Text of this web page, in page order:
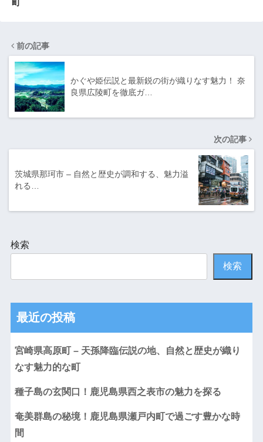
前の記事
かぐや姫伝説と最新鋭の街が織りなす魅力！ 奈
良県広陵町を徹底ガ…
次の記事
茨城県那珂市 – 自然と歴史が調和する、魅力溢
れる…
検索
検索
最近の投稿
宮崎県高原町 – 天孫降臨伝説の地、自然と歴史が織り
なす魅力的な町
種子島の玄関口！鹿児島県西之表市の魅力を探る
奄美群島の秘境！鹿児島県瀬戸内町で過ごす豊かな時
間